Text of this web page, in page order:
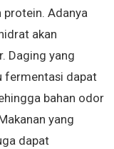
protein. Adanya
akan
Daging yang
fermentasi dapat
bahan odor
yang
dapat